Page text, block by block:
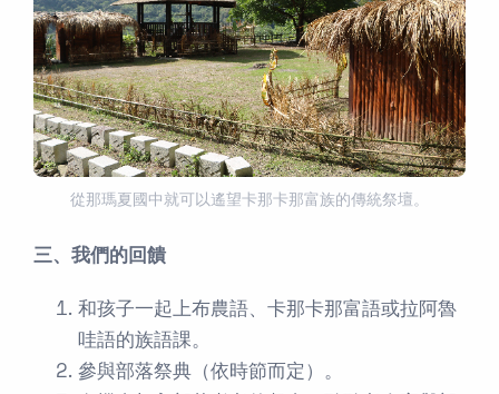
從那瑪夏國中就可以遙望卡那卡那富族的傳統祭壇。
三、我們的回饋
和孩子一起上布農語、卡那卡那富語或拉阿魯
哇語的族語課。
參與部落祭典（依時節而定）。